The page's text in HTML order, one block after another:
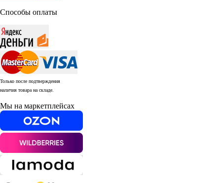
Способы оплаты
Только после подтверждения
наличия товара на складе.
Мы на маркетплейсах